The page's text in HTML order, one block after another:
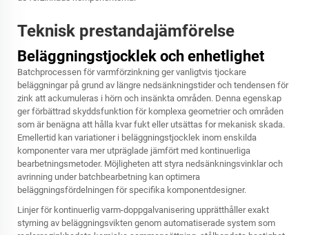
Teknisk prestandajämförelse
Beläggningstjocklek och enhetlighet
Batchprocessen för varmförzinkning ger vanligtvis tjockare
beläggningar på grund av längre nedsänkningstider och tendensen för
zink att ackumuleras i hörn och insänkta områden. Denna egenskap
ger förbättrad skyddsfunktion för komplexa geometrier och områden
som är benägna att hålla kvar fukt eller utsättas for mekanisk skada.
Emellertid kan variationer i beläggningstjocklek inom enskilda
komponenter vara mer utpräglade jämfört med kontinuerliga
bearbetningsmetoder. Möjligheten att styra nedsänkningsvinklar och
avrinning under batchbearbetning kan optimera
beläggningsfördelningen för specifika komponentdesigner.
Linjer för kontinuerlig varm-doppgalvanisering upprätthåller exakt
styrning av beläggningsvikten genom automatiserade system som